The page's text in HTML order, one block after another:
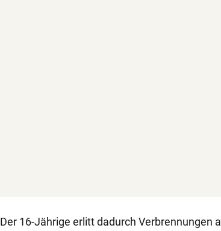
Der 16-Jährige erlitt dadurch Verbrennungen